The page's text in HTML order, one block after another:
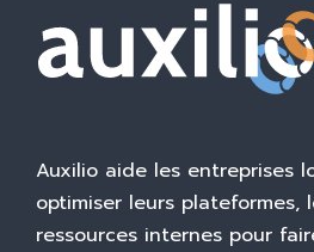
Auxilio aide les entreprises
optimiser leurs plateformes,
ressources internes pour